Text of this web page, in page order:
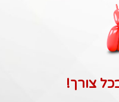
צורך!